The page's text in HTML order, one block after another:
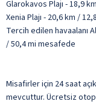
Glarokavos Plajı - 18,9
Xenia Plajı - 20,6 km /
Tercih edilen havaalanı
/ 50,4 mi mesafede
Misafirler için 24 saat
mevcuttur. Ücretsiz